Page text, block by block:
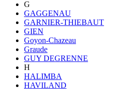
G
GAGGENAU
GARNIER-THIEBAUT
GIEN
Goyon-Chazeau
Graude
GUY DEGRENNE
H
HALIMBA
HAVILAND